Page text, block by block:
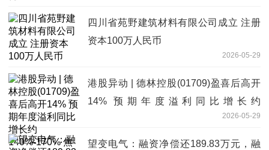
四川省苑野建筑材料有限公司成立 注册
资本100万人民币
2026-05-29
港股异动 | 德林控股(01709)盈喜后高开
14% 预期年度溢利同比增长约
2026-05-29
望变电气：融资净偿还189.83万元，融